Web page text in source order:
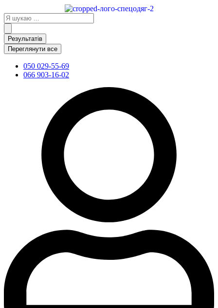
до
вмісту
Search
...
Результатів
Переглянути все
050 029-55-69
066 903-16-02